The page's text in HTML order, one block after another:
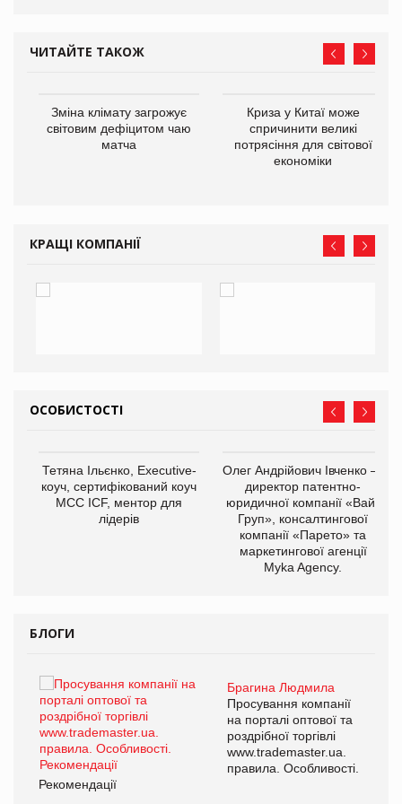
ЧИТАЙТЕ ТАКОЖ
Зміна клімату загрожує
світовим дефіцитом чаю
матча
Криза у Китаї може
спричинити великі
потрясіння для світової
економіки
КРАЩІ КОМПАНІЇ
ОСОБИСТОСТІ
Тетяна Ільєнко, Executive-
коуч, сертифікований коуч
МСС ICF, ментор для
лідерів
Олег Андрійович Івченко —
директор патентно-
юридичної компанії «Вайз
Груп», консалтингової
компанії «Парето» та
маркетингової агенції
Myka Agency.
БЛОГИ
Брагина Людмила
Просування компанії
на порталі оптової та
роздрібної торгівлі
www.trademaster.ua.
правила. Особливості.
Рекомендації